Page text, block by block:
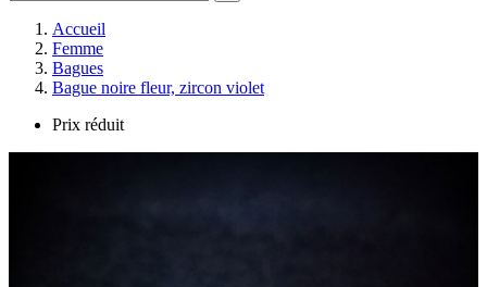
Accueil
Femme
Bagues
Bague noire fleur, zircon violet
Prix réduit